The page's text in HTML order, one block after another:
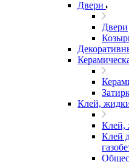
Двери
Двери
Клей,
Клей,
Клей